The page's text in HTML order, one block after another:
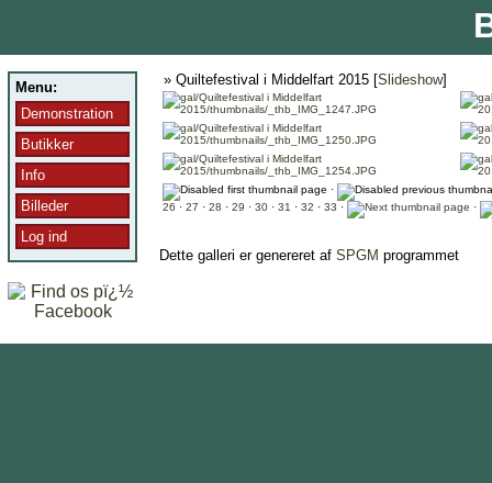
Menu:
Demonstration
Butikker
Info
Billeder
Log ind
» Quiltefestival i Middelfart 2015 [Slideshow]
·
26 · 27 · 28 · 29 · 30 · 31 · 32 · 33 · ·
Dette galleri er genereret af SPGM programmet